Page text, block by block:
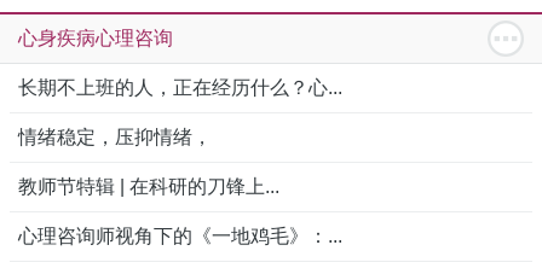
心身疾病心理咨询
长期不上班的人，正在经历什么？心...
情绪稳定，压抑情绪，
教师节特辑 | 在科研的刀锋上...
心理咨询师视角下的《一地鸡毛》：...